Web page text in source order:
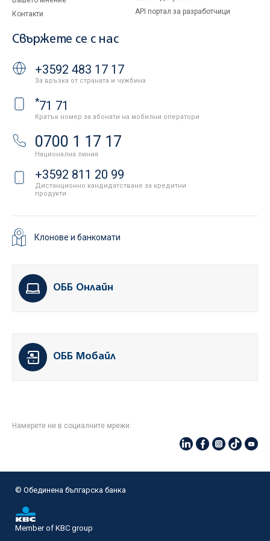
Контакти
API портал за разработчици
Свържете се с нас
+3592 483 17 17
За връзка от страната и чужбина
*71 71
Кратък номер за абонати на мобилни оператори
0700 1 17 17
Национална линия
+3592 811 20 99
Дистанционно кандидатстване за кредитни
продукти
Клонове и банкомати
ОББ Онлайн
ОББ Мобайл
Намерете ни в социалните мрежи:
© Oбединена българска банка
Member of KBC group